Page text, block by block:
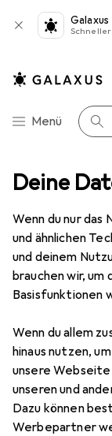
Deine
Wenn du nur
und ähnlichen
und deinem
brauchen wir, um
Basisfunktionen
Wenn du allem
hinaus nutzen,
unsere
unseren und
Dazu können
Werbepartner
Galaxus
Navigation nach
Menü Suche
Wanderschuhe
Lite GTX
Hier findest du
MTN Trainer